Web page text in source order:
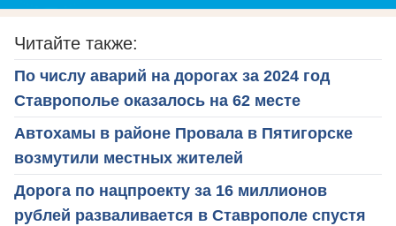
Читайте также:
По числу аварий на дорогах за 2024 год
Ставрополье оказалось на 62 месте
Автохамы в районе Провала в Пятигорске
возмутили местных жителей
Дорога по нацпроекту за 16 миллионов
рублей разваливается в Ставрополе спустя